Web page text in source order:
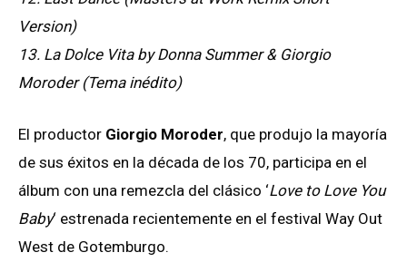
Version)
13. La Dolce Vita by Donna Summer & Giorgio
Moroder (Tema inédito)
El productor Giorgio Moroder, que produjo la mayoría
de sus éxitos en la década de los 70, participa en el
álbum con una remezcla del clásico ‘Love to Love You
Baby‘ estrenada recientemente en el festival Way Out
West de Gotemburgo.